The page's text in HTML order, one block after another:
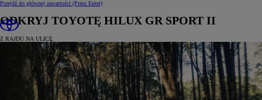
Przejdź do głównej zawartości (Press Enter)
ODKRYJ TOYOTĘ HILUX GR SPORT II
Z RAJDU NA ULICĘ